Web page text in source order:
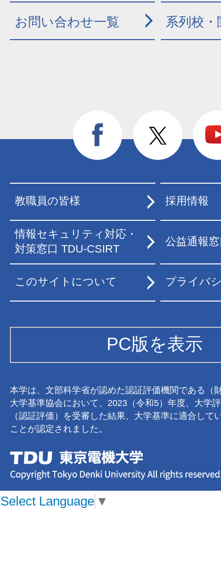
お問い合わせ一覧 系列校
教職員の皆様 採用情報
情報セキュリティ対応・
対策窓口 TDU-CSIRT
公益通報
このサイトについて プライバ
PC版を表示
本学は、文部科学省が認めた認証評価機関である（
大学基準協会において、2023（令和5）年度、大学
（認証評価）を受審した結果、大学基準に適合して
ことが認定されました。
Select Language ▼